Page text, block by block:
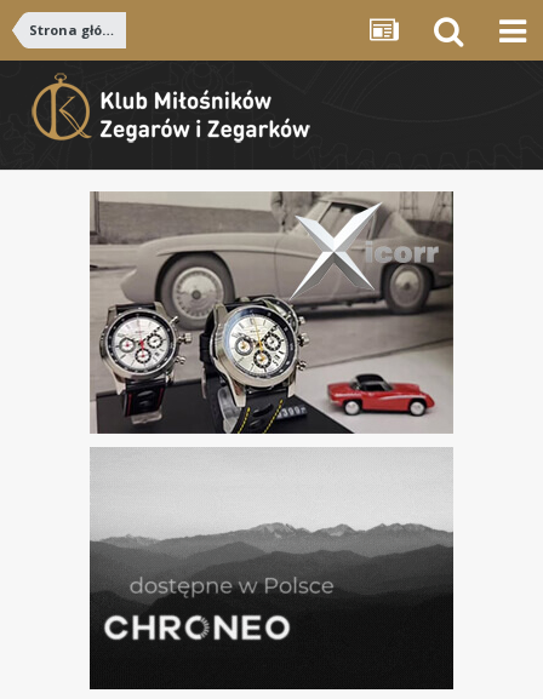
Strona główna